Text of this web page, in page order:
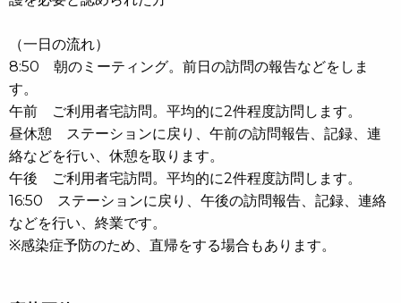
（一日の流れ）
8:50 朝のミーティング。前日の訪問の報告などをしま
す。
午前 ご利用者宅訪問。平均的に2件程度訪問します。
昼休憩 ステーションに戻り、午前の訪問報告、記録、連
絡などを行い、休憩を取ります。
午後 ご利用者宅訪問。平均的に2件程度訪問します。
16:50 ステーションに戻り、午後の訪問報告、記録、連絡
などを行い、終業です。
※感染症予防のため、直帰をする場合もあります。